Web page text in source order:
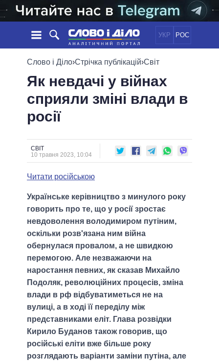
УКР РОС
НОВИНИ
СТРІЧКА
ПОДІЇ
СТАТТІ
ОГЛЯДИ
ДАЙДЖЕСТИ
ПОЛІТИКА
ЕКОНОМІКА
ОБIЦЯНКИ
ПОЛIТИКИ
ПРЕЗИДЕНТ І ОФІС
ВЕРХОВНА РАДА
МЕРИ МІСТ
ВСІ ПЕРСОНИ
ВІДЕО
Слово і Діло›Стрічка публікацій›Світ
Як невдачі у війнах
сприяли зміні влади в
росії
СВІТ
10 травня 2023, 10:04
Читати російською
Українське керівництво з минулого року
говорить про те, що у росії зростає
невдоволення володимиром путіним,
оскільки розв'язана ним війна
обернулася провалом, а не швидкою
перемогою. Але незважаючи на
наростання певних, як сказав Михайло
Подоляк, революційних процесів, зміна
влади в рф відбуватиметься не на
вулиці, а в ході її переділу між
представниками еліт. Глава розвідки
Кирило Буданов також говорив, що
російські еліти вже більше року
розглядають варіанти заміни путіна, але